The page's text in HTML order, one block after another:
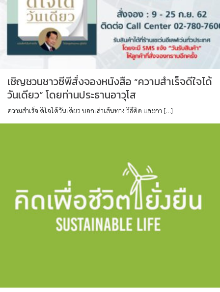
เชิญชวนชาวซีพีสั่งจองหนังสือ “ความสำเร็จดีใจได้
วันเดียว” โดยท่านประธานอาวุโส
ความสำเร็จ ดีใจได้วันเดียว บอกเล่าเส้นทาง วิธีคิด และกา […]